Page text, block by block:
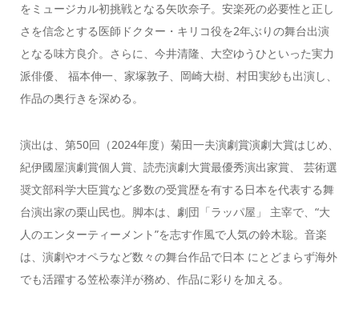
をミュージカル初挑戦となる矢吹奈子。安楽死の必要性と正し
さを信念とする医師ドクター・キリコ役を2年ぶりの舞台出演
となる味方良介。さらに、今井清隆、大空ゆうひといった実力
派俳優、 福本伸一、家塚敦子、岡崎大樹、村田実紗も出演し、
作品の奥行きを深める。
演出は、第50回（2024年度）菊田一夫演劇賞演劇大賞はじめ、
紀伊國屋演劇賞個人賞、読売演劇大賞最優秀演出家賞、 芸術選
奨文部科学大臣賞など多数の受賞歴を有する日本を代表する舞
台演出家の栗山民也。脚本は、劇団「ラッパ屋」 主宰で、“大
人のエンターティーメント”を志す作風で人気の鈴木聡。音楽
は、演劇やオペラなど数々の舞台作品で日本 にとどまらず海外
でも活躍する笠松泰洋が務め、作品に彩りを加える。